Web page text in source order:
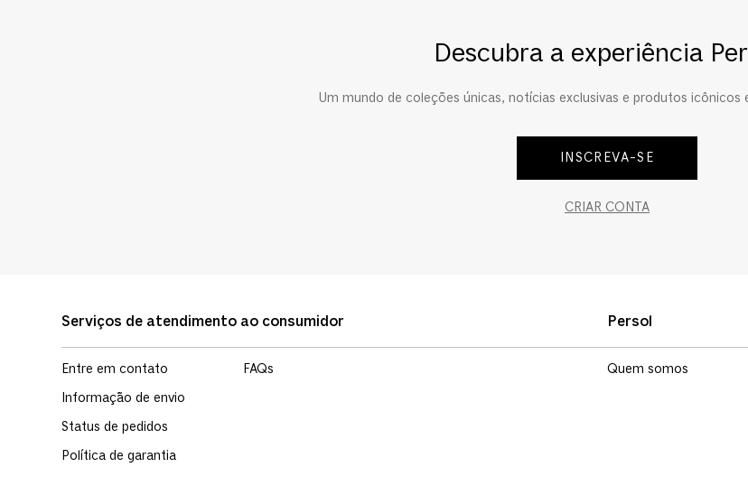
Descubra a experiência
Um mundo de coleções únicas, notícias exclusivas e produtos icônicos
INSCREVA-SE
CRIAR CONTA
Serviços de atendimento ao consumidor
Entre em contato
Informação de envio
Status de pedidos
Política de garantia
FAQs
Persol
Quem somos